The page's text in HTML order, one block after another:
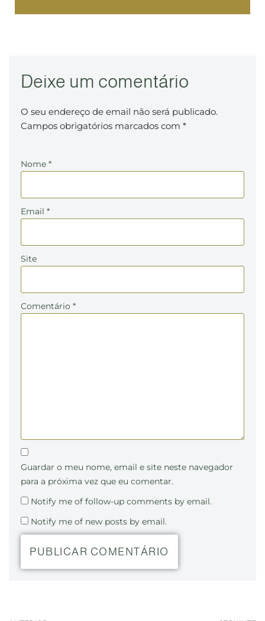
Deixe um comentário
O seu endereço de email não será publicado.
Campos obrigatórios marcados com *
Nome *
Email *
Site
Comentário *
Guardar o meu nome, email e site neste navegador
para a próxima vez que eu comentar.
Notify me of follow-up comments by email.
Notify me of new posts by email.